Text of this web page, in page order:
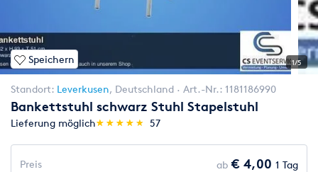
Speichern 1/5
Standort: Leverkusen, Deutschland Art.-Nr.: 1181186990
Bankettstuhl schwarz Stuhl Stapelstuhl
Lieferung möglich(*)
★
★
(*)★
★
(*) ★
★
(*) ★
★
(*) ★
★ 57
Preis ab € 4,00 1 Tag